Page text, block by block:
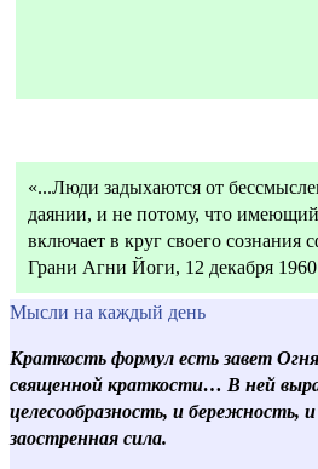
«...Люди задыхаются от
даянии, и не потому, что
включает в круг своего сознания
Грани Агни Йоги, 12 декабря 1960
Мысли на каждый день
Краткость формул есть завет
священной краткости… В ней
целесообразность, и бережность,
заостренная сила.